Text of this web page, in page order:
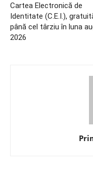
Cartea Electronică de
Identitate (C.E.I.),
până cel târziu în luna
2026